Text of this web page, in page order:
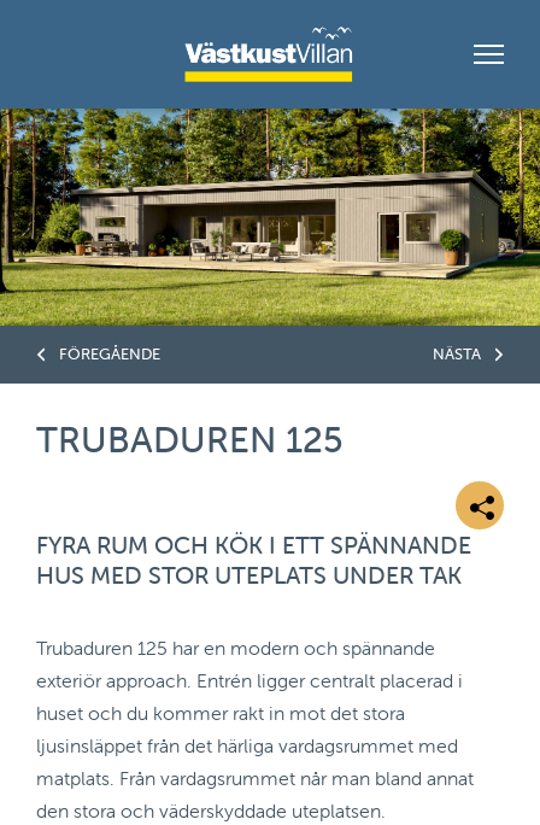
FÖREGÅENDE NÄSTA
TRUBADUREN 125
FYRA RUM OCH KÖK I ETT SPÄNNANDE
HUS MED STOR UTEPLATS UNDER TAK
Trubaduren 125 har en modern och spännande
exteriör approach. Entrén ligger centralt placerad i
huset och du kommer rakt in mot det stora
ljusinsläppet från det härliga vardagsrummet med
matplats. Från vardagsrummet når man bland annat
den stora och väderskyddade uteplatsen.